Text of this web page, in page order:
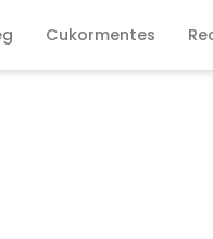
Cukormentes